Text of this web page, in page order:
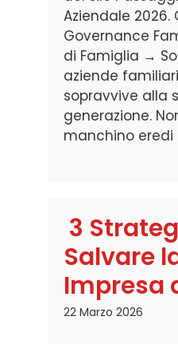
Aziendale 2026.
Governance
di Famiglia →
aziende
sopravvive alla
generazione.
manchino eredi
3
Salvare
Impresa
22 Marzo 2026